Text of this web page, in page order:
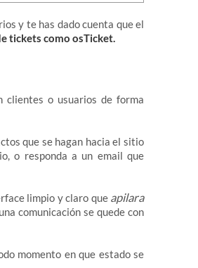
y te has dado cuenta que el
tickets como osTicket.
clientes o usuarios de forma
que se hagan hacia el sitio
o responda a un email que
limpio y claro que apilara
comunicación se quede con
momento en que estado se